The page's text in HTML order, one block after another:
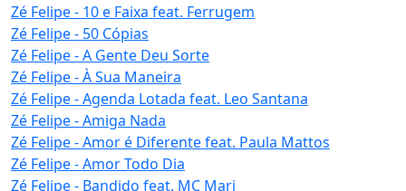
Zé Felipe - 10 e Faixa feat. Ferrugem
Zé Felipe - 50 Cópias
Zé Felipe - A Gente Deu Sorte
Zé Felipe - À Sua Maneira
Zé Felipe - Agenda Lotada feat. Leo Santana
Zé Felipe - Amiga Nada
Zé Felipe - Amor é Diferente feat. Paula Mattos
Zé Felipe - Amor Todo Dia
Zé Felipe - Bandido feat. MC Mari